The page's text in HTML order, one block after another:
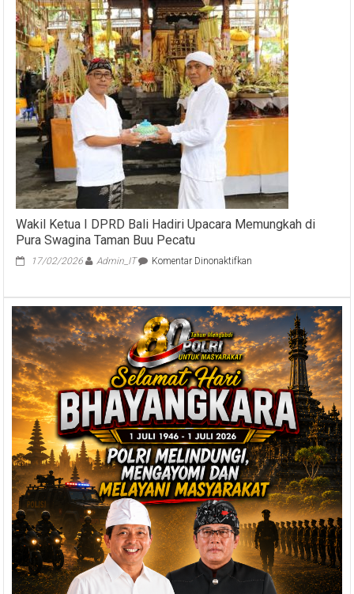
Penurunan
Bendera
Peringatan
HUT
ke-
79
Kemerdekaan
Republik
Indonesia
Tahun
2024
Wakil Ketua I DPRD Bali Hadiri Upacara Memungkah di
Pura Swagina Taman Buu Pecatu
17/02/2026 Admin_IT Komentar Dinonaktifkan
DPRD
Hadiri
Upacara
Memungkah
di
Pura
Swagina
Taman
Buu
Pecatu